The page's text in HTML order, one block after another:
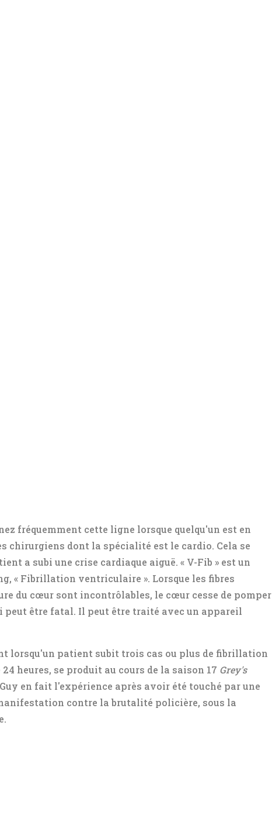
fréquemment cette ligne lorsque quelqu'un est en
chirurgiens dont la spécialité est le cardio. Cela se
a subi une crise cardiaque aiguë. « V-Fib » est un
« Fibrillation ventriculaire ». Lorsque les fibres
du cœur sont incontrôlables, le cœur cesse de pomper
peut être fatal. Il peut être traité avec un appareil
lorsqu'un patient subit trois cas ou plus de fibrillation
heures, se produit au cours de la saison 17 Grey's
en fait l'expérience après avoir été touché par une
contre la brutalité policière, sous la